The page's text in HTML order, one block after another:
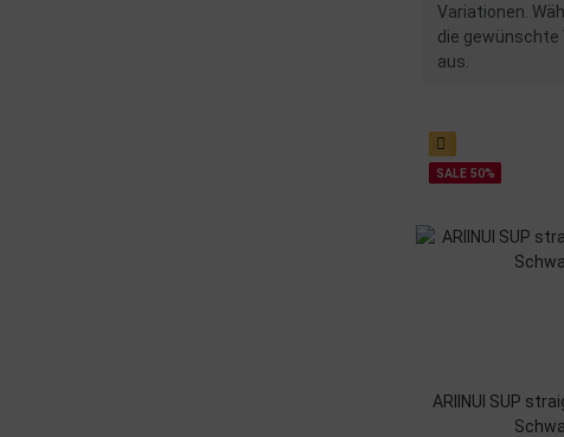
Variationen.
die gewünschte
aus.
SALE 50%
ARIINUI SUP